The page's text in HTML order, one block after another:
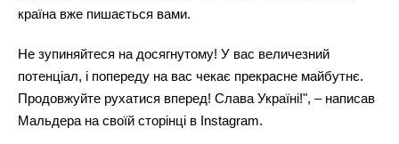
країна вже пишається вами.
Не зупиняйтеся на досягнутому! У вас величезний
потенціал, і попереду на вас чекає прекрасне майбутнє.
Продовжуйте рухатися вперед! Слава Україні!", – написав
Мальдера на своїй сторінці в Instagram.